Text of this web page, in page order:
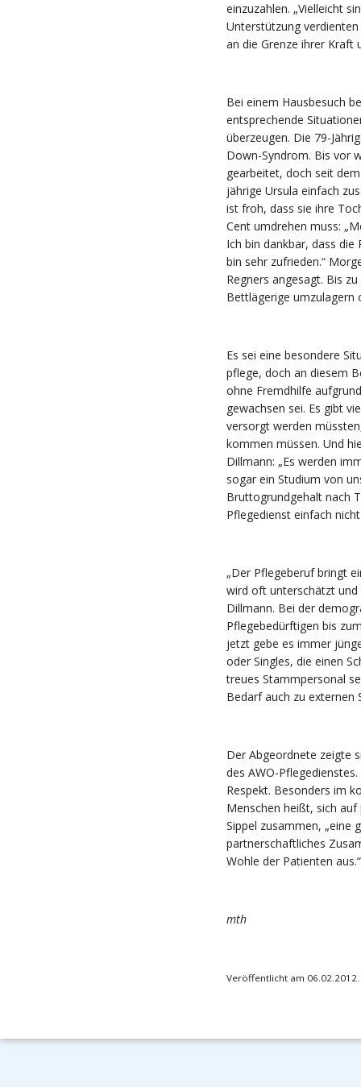
einzuzahlen. „Vielleicht
Unterstützung
an die Grenze ihrer Kraft
Bei einem Hausbesuch
entsprechende
überzeugen. Die 79-
Down-Syndrom. Bis vor
gearbeitet, doch seit
jährige Ursula einfach
ist froh, dass sie ihre
Cent umdrehen muss:
Ich bin dankbar, dass
bin sehr zufrieden.“
Regners angesagt. Bis
Bettlägerige umzulagern
Es sei eine besondere
pflege, doch an diesem
ohne Fremdhilfe
gewachsen sei. Es gibt
versorgt werden
kommen müssen. Und
Dillmann: „Es werden
sogar ein Studium von
Bruttogrundgehalt nach
Pflegedienst einfach
„Der Pflegeberuf bringt
wird oft unterschätzt und
Dillmann. Bei der
Pflegebedürftigen bis
jetzt gebe es immer
oder Singles, die einen
treues Stammpersonal
Bedarf auch zu externen
Der Abgeordnete zeigte
des AWO-
Respekt. Besonders im
Menschen heißt, sich
Sippel zusammen, „eine
partnerschaftliches
Wohle der Patienten aus.“
mth
Veröffentlicht am 06.02.2012.